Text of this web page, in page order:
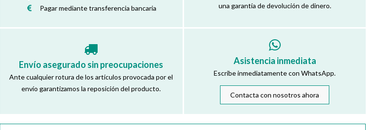
Pagar mediante transferencia bancaria
una garantía de devolución de dinero.
Envío asegurado sin preocupaciones
Ante cualquier rotura de los artículos provocada por el
envío garantizamos la reposición del producto.
Asistencia inmediata
Escribe inmediatamente con WhatsApp.
Contacta con nosotros ahora